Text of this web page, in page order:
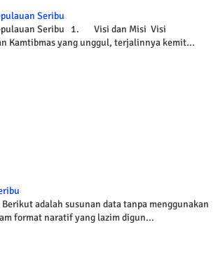
Seribu
Seribu 1. Visi dan Misi Visi
Kamtibmas yang unggul, terjalinnya kemit...
adalah susunan data tanpa menggunakan
format naratif yang lazim digun...